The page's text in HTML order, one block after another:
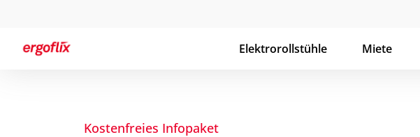
Elektrorollstühle Miete
Kostenfreies Infopaket